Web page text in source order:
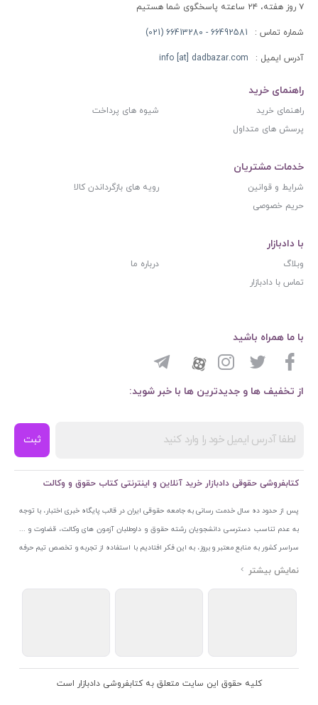
۷ روز هفته، ۲۴ ساعته پاسخگوی شما هستیم
شماره تماس : 66492581 - 66413280 (021)
آدرس ایمیل : info [at] dadbazar.com
راهنمای خرید
راهنمای خرید
شیوه های پرداخت
پرسش های متداول
خدمات مشتریان
شرایط و قوانین
رویه های بازگرداندن کالا
حریم خصوصی
با دادبازار
وبلاگ
درباره ما
تماس با دادبازار
از تخفیف ها و جدیدترین ها با خبر شوید:
ثبت
با ما همراه باشید
کتابفروشی حقوقی دادبازار خرید آنلاین و اینترنتی کتاب حقوق و وکالت
پس از حدود ده سال خدمت رسانی به جامعه حقوقی ایران در قالب پایگاه خبری اختبار، با توجه
به عدم تناسب دسترسی دانشجویان رشته حقوق و داوطلبان آزمون های وکالت، قضاوت و ...
سراسر کشور به منابع معتبر و بروز، به این فکر افتادیم با استفاده از تجربه و تخصص تیم حرفه
ای اختبار خدمتی جدید به جامعه حقوقی ایران ارائه کنیم. به این منظور با راه اندازی و تجهیز
اتحادیه ناشران و کتابفروشان تهران به منظور ارائه مطمئن ترین خدمات مجموعه بسیار کامل و
کلیه حقوق این سایت متعلق به کتابفروشی دادبازار است